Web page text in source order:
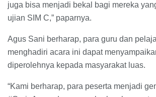
juga bisa menjadi bekal bagi mereka
ujian SIM C,” paparnya.
Agus Sani berharap, para guru dan
menghadiri acara ini dapat
diperolehnya kepada masyarakat luas.
“Kami berharap, para peserta menjadi